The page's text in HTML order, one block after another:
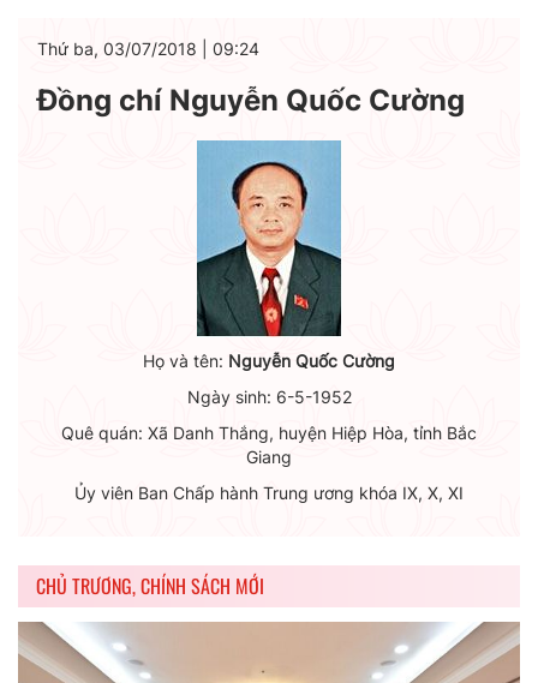
Thứ ba, 03/07/2018 09:24
Đồng chí Nguyễn Quốc Cường
Họ và tên: Nguyễn Quốc Cường
Ngày sinh: 6-5-1952
Quê quán: Xã Danh Thắng, huyện Hiệp Hòa, tỉnh Bắc
Giang
Ủy viên Ban Chấp hành Trung ương khóa IX, X, XI
CHỦ TRƯƠNG, CHÍNH SÁCH MỚI